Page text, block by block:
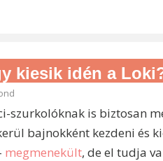
kiesik idén a
szurkolóknak is biztosan
bajnokként kezdeni és
megmenekült, de el tudja